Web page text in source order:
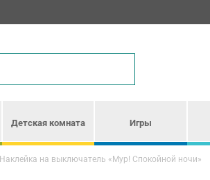
Детская комната Игры
Наклейка на выключатель «Мур! Спокойной ночи»